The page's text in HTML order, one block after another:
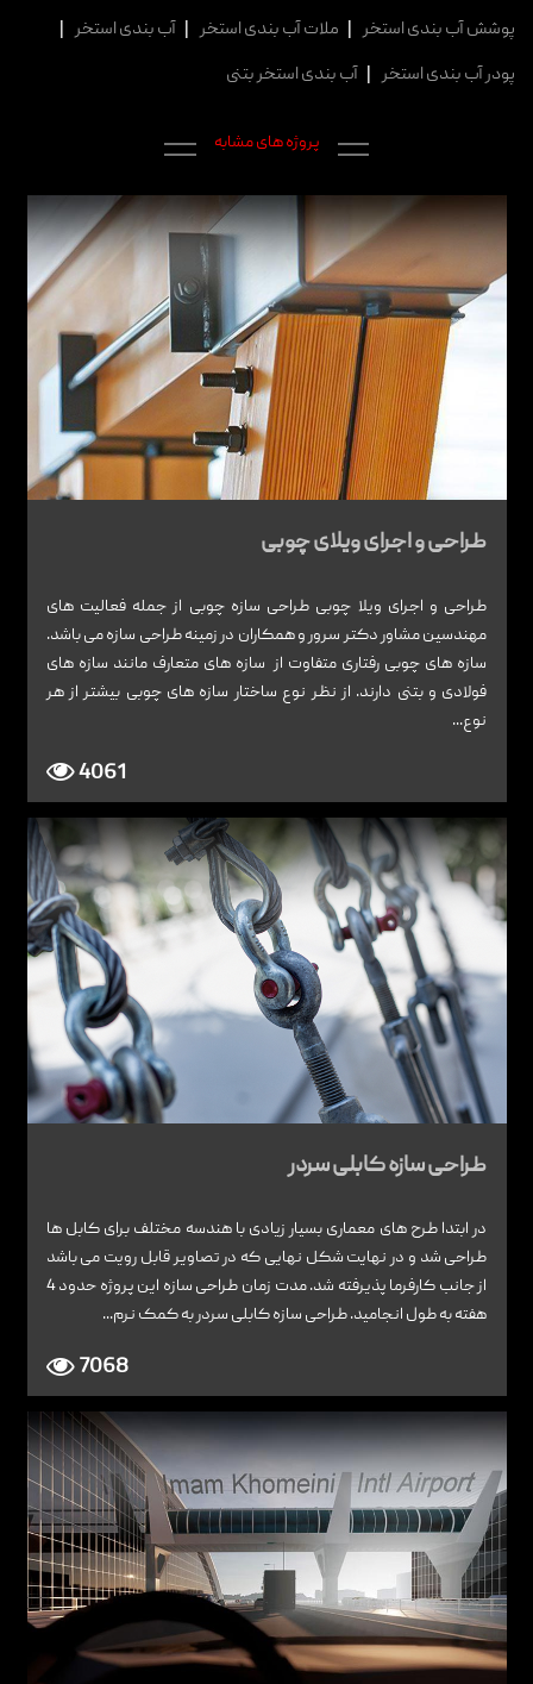
پوشش آب بندی استخر
ملات آب بندی استخر آب بندی استخر
پودر آب بندی استخر
آب بندی استخر بتنی
پروژه های مشابه
طراحی و اجرای ویلای چوبی
طراحی و اجرای ویلا چوبی طراحی سازه چوبی از جمله فعالیت های
مهندسین مشاور دکتر سرور و همکاران در زمینه طراحی سازه می باشد.
سازه های چوبی رفتاری متفاوت از سازه های متعارف مانند سازه های
فولادی و بتنی دارند. از نظر نوع ساختار سازه های چوبی بیشتر از هر
نوع...
4061
طراحی سازه کابلی سردر
در ابتدا طرح های معماری بسیار زیادی با هندسه مختلف برای کابل ها
طراحی شد و در نهایت شکل نهایی که در تصاویر قابل رویت می باشد
از جانب کارفرما پذیرفته شد. مدت زمان طراحی سازه این پروژه حدود 4
هفته به طول انجامید. طراحی سازه کابلی سردر به کمک نرم...
7068